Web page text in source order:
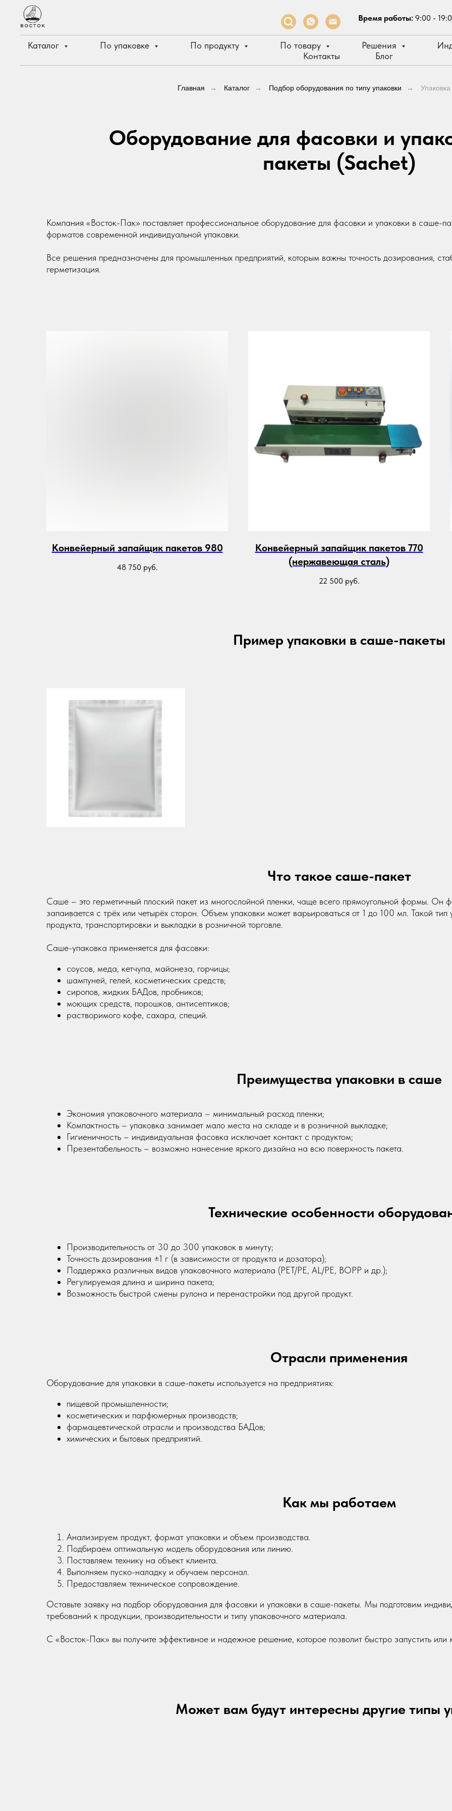
Время работы: 9:00 -
Каталог По упаковке По продукту По товару Решения
Контакты
Блог
Главная → Каталог → Подбор оборудования по типу упаковки →
Оборудование для фасовки и
пакеты (Sachet)
Компания «Восток-Пак» поставляет профессиональное оборудование для фасовки и упаковки в саше-
форматов современной индивидуальной упаковки.
Все решения предназначены для промышленных предприятий, которым важны точность дозирования,
герметизация.
Конвейерный запайщик пакетов 980
48 750 руб.
Конвейерный запайщик пакетов 770
(нержавеющая сталь)
22 500 руб.
Пример упаковки в саше-пакеты
Что такое саше-пакет
Саше – это герметичный плоский пакет из многослойной пленки, чаще всего прямоугольной формы. Он
запаивается с трёх или четырёх сторон. Объем упаковки может варьироваться от 1 до 100 мл. Такой
продукта, транспортировки и выкладки в розничной торговле.
Саше-упаковка применяется для фасовки:
соусов, меда, кетчупа, майонеза, горчицы;
шампуней, гелей, косметических средств;
сиропов, жидких БАДов, пробников;
моющих средств, порошков, антисептиков;
растворимого кофе, сахара, специй.
Преимущества упаковки в саше
Экономия упаковочного материала – минимальный расход пленки;
Компактность – упаковка занимает мало места на складе и в розничной выкладке;
Гигиеничность – индивидуальная фасовка исключает контакт с продуктом;
Презентабельность – возможно нанесение яркого дизайна на всю поверхность пакета.
Технические особенности
Производительность от 30 до 300 упаковок в минуту;
Точность дозирования ±1 г (в зависимости от продукта и дозатора);
Поддержка различных видов упаковочного материала (PET/PE, AL/PE, BOPP и др.);
Регулируемая длина и ширина пакета;
Возможность быстрой смены рулона и перенастройки под другой продукт.
Отрасли применения
Оборудование для упаковки в саше-пакеты используется на предприятиях:
пищевой промышленности;
косметических и парфюмерных производств;
фармацевтической отрасли и производства БАДов;
химических и бытовых предприятий.
Как мы работаем
Анализируем продукт, формат упаковки и объем производства.
Подбираем оптимальную модель оборудования или линию.
Поставляем технику на объект клиента.
Выполняем пуско-наладку и обучаем персонал.
Предоставляем техническое сопровождение.
Оставьте заявку на подбор оборудования для фасовки и упаковки в саше-пакеты. Мы подготовим
требований к продукции, производительности и типу упаковочного материала.
С «Восток-Пак» вы получите эффективное и надежное решение, которое позволит быстро запустить или
Может вам будут интересны другие типы